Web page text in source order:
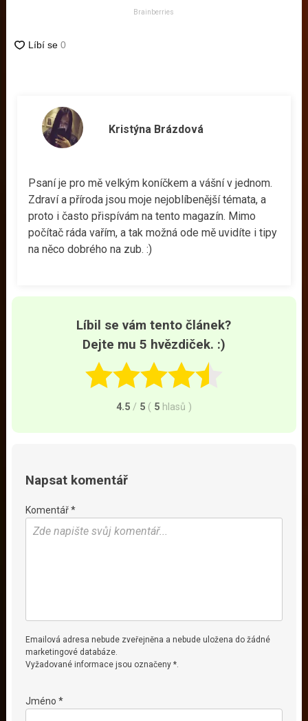
Brainberries
Kristýna Brázdová
Psaní je pro mě velkým koníčkem a vášní v jednom.
Zdraví a příroda jsou moje nejoblíbenější témata, a
proto i často přispívám na tento magazín. Mimo
počítač ráda vařím, a tak možná ode mě uvidíte i tipy
na něco dobrého na zub. :)
Líbil se vám tento článek?
Dejte mu 5 hvězdiček. :)
4.5 / 5 ( 5 hlasů )
Napsat komentář
Komentář *
Emailová adresa nebude zveřejněna a nebude uložena do žádné
marketingové databáze.
Vyžadované informace jsou označeny *.
Jméno *